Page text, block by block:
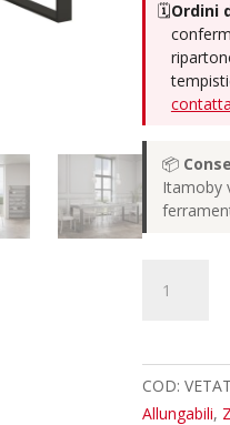
🗓️Ordini
📦
Itamoby
allungabile
Tecno
Premium
COD:
Allungabili,